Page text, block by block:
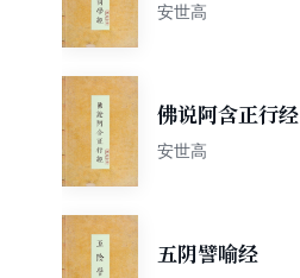
安世高
佛说阿含正行经
安世高
五阴譬喻经